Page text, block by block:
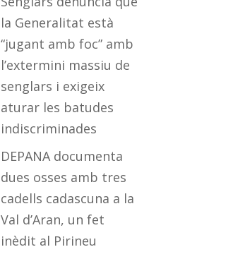
la Generalitat està
“jugant amb foc” amb
l’extermini massiu de
senglars i exigeix
aturar les batudes
indiscriminades
DEPANA documenta
dues osses amb tres
cadells cadascuna a la
Val d’Aran, un fet
inèdit al Pirineu